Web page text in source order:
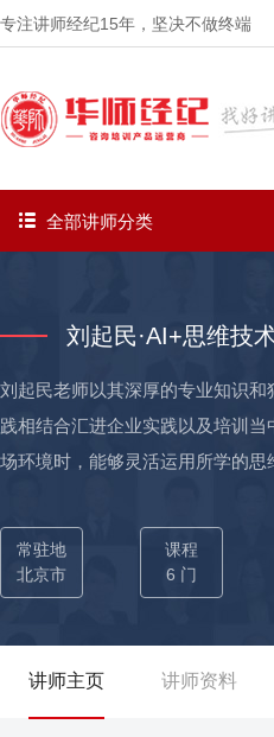
专注讲师经纪15年 ，坚决不做终端
全部讲师分类
刘起民·AI+思维技
刘起民老师以其深厚的专业知识
践相结合汇进企业实践以及培训
场环境时，能够灵活运用所学的
用业务指标衡量培训效果。 成果
达》等主题课程，累计40+场，
广告认证知识体系，将不同领域
达》、《结构化思维-想清楚、说
常驻地
北京市
课程
6 门
讲师主页 讲师资料